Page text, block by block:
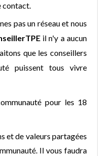
contact.
pas un réseau et nous
il n'y a aucun
que les conseillers
puissent tous vivre
pour les 18
et de valeurs partagées
Il vous faudra